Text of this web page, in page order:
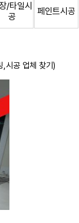
/타일시
공
페인트시공
,시공 업체 찾기)